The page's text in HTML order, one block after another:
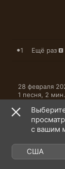
1 Ещё раз
28 февраля
1 песня, 2 мин.
FED: еще
с вашим
США